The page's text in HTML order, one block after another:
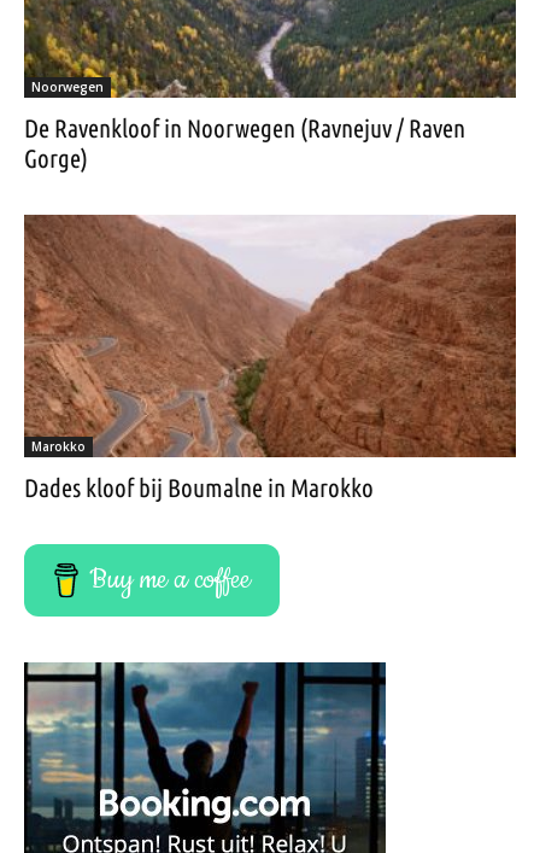
Noorwegen
De Ravenkloof in Noorwegen (Ravnejuv / Raven
Gorge)
Marokko
Dades kloof bij Boumalne in Marokko
Buy me a coffee